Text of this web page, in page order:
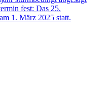
fest: Das 25.
1. März 2025 statt.